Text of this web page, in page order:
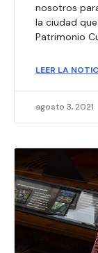
nosotros
la ciudad
Patrimonio
LEER LA
agosto 3, 2021